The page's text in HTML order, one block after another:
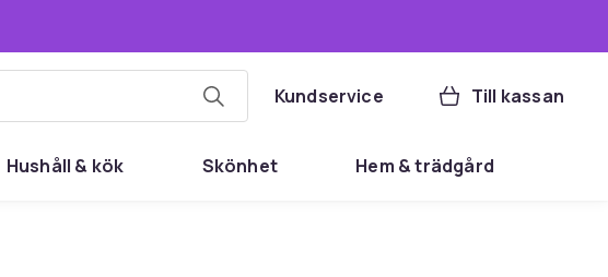
Kundservice Till kassan
Hushåll & kök Skönhet Hem & trädgård